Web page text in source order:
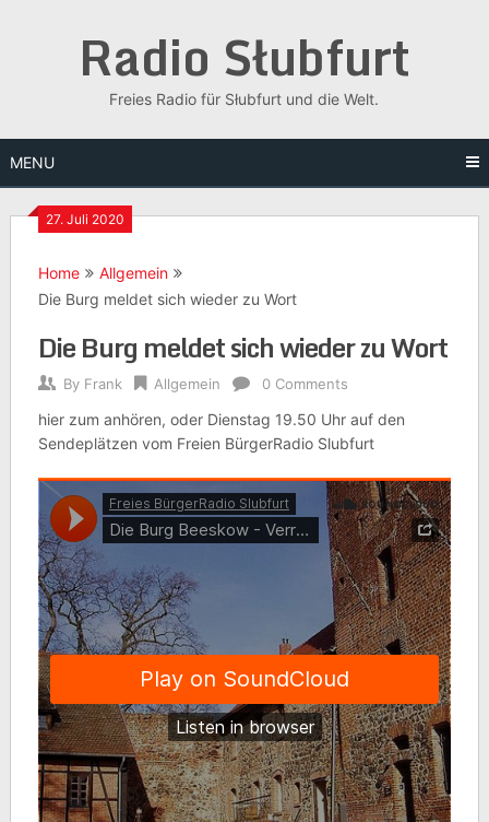
Radio Słubfurt
Freies Radio für Słubfurt und die Welt.
MENU
27. Juli 2020
Home
Allgemein
Die Burg meldet sich wieder zu Wort
Die Burg meldet sich wieder zu Wort
By Frank Allgemein 0 Comments
hier zum anhören, oder Dienstag 19.50 Uhr auf den
Sendeplätzen vom Freien BürgerRadio Slubfurt